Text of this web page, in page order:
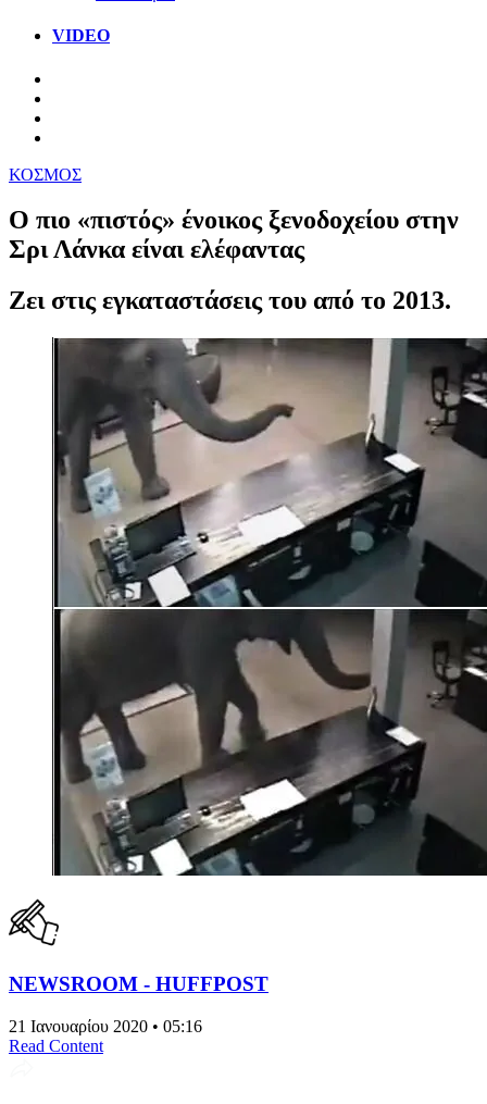
VIDEO
ΚΟΣΜΟΣ
Ο πιο «πιστός» ένοικος ξενοδοχείου στην
Σρι Λάνκα είναι ελέφαντας
Ζει στις εγκαταστάσεις του από το 2013.
NEWSROOM - HUFFPOST
21 Ιανουαρίου 2020 • 05:16
Read Content